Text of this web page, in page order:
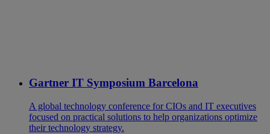
Gartner IT Symposium Barcelona
A global technology conference for CIOs and IT executives
focused on practical solutions to help organizations optimize
their technology strategy.